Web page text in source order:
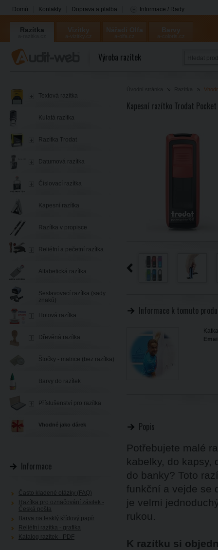
Domů Kontakty Doprava a platba Informace / Rady
Razítka
Coloris
Výroba razítek
Kapesní razítko Trodat
Informace k tomuto
Popis
Potřebujete malé
kabelky, do kapsy,
do banky? Toto
funkční a vejde se
je velmi
rukou.
K razítku si
Textová razítka
Kulatá razítka
Razítka Trodat
Datumová razítka
Číslovací razítka
Kapesní razítka
Razítka v propisce
Reliéfní a pečetní razítka
Alfabetická razítka
Sestavovací razítka (sady
znaků)
Hotová razítka
Dřevěná razítka
Štočky - matrice (bez razítka)
Barvy do razítek
Příslušenství pro razítka
Vhodné jako dárek
Informace
Často kladené otázky (FAQ)
Razítka pro označování zásilek -
Česká pošta
Barva na lesklý křídový papír
Reliéfní razítka - grafika
Katalog razítek - PDF